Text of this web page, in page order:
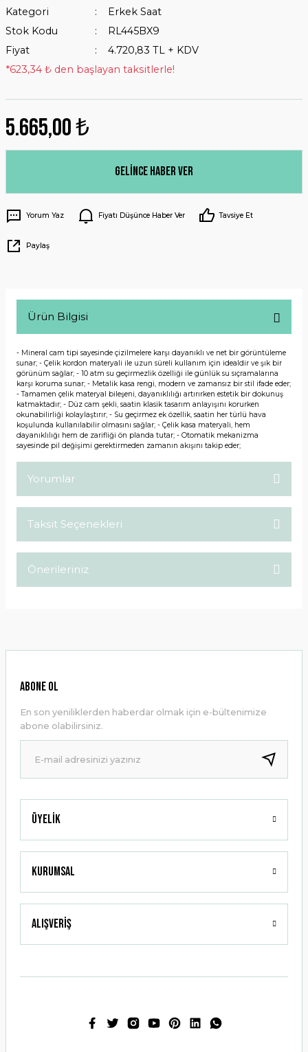
Kategori
Erkek Saat
Stok Kodu
RL445BX9
Fiyat
4.720,83 TL + KDV
*623,34 ₺ den başlayan taksitlerle!
5.665,00 ₺
Gelince Haber Ver
Yorum Yaz Fiyatı Düşünce Haber Ver Tavsiye Et
Paylaş
Ürün Bilgisi
- Mineral cam tipi sayesinde çizilmelere karşı dayanıklı ve net bir görüntüleme
sunar; - Çelik kordon materyali ile uzun süreli kullanım için idealdir ve şık bir
görünüm sağlar; - 10 atm su geçirmezlik özelliği ile günlük su sıçramalarına
karşı koruma sunar; - Metalik kasa rengi, modern ve zamansız bir stil ifade eder;
- Tamamen çelik materyal bileşeni, dayanıklılığı artırırken estetik bir dokunuş
katmaktadır; - Düz cam şekli, saatin klasik tasarım anlayışını korurken
okunabilirliği kolaylaştırır; - Su geçirmez ek özellik, saatin her türlü hava
koşulunda kullanılabilir olmasını sağlar; - Çelik kasa materyali, hem
dayanıklılığı hem de zarifliği ön planda tutar; - Otomatik mekanizma
sayesinde pil değişimi gerektirmeden zamanın akışını takip eder;
Yorumlar
Taksit Seçenekleri
Önerileriniz
Ürün resmi kalitesiz, bozuk veya görüntülenemiyor.
Ürün bilgilerinde hatalar bulunuyor.
Ürün fiyatı diğer sitelerden daha pahalı.
Bu ürüne benzer farklı alternatifler olmalı.
Gönder
Üyelik
Kurumsal
Alışveriş
ABONE OL
En son yeniliklerden haberdar olmak için e-bültenimize
abone olabilirsiniz.